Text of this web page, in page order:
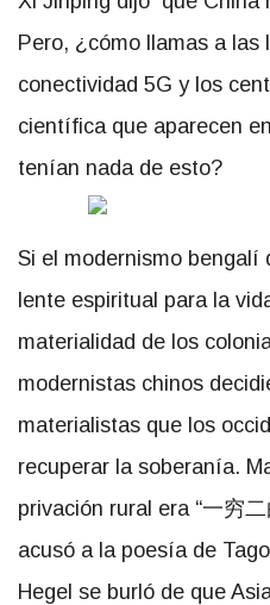
Pero, ¿cómo llamas a las
conectividad 5G y los
científica que aparecen
tenían nada de esto?
Si el modernismo bengalí
lente espiritual para la
materialidad de los
modernistas chinos
materialistas que los
recuperar la soberanía.
privación rural era “一穷
acusó a la poesía de
Hegel se burló de que